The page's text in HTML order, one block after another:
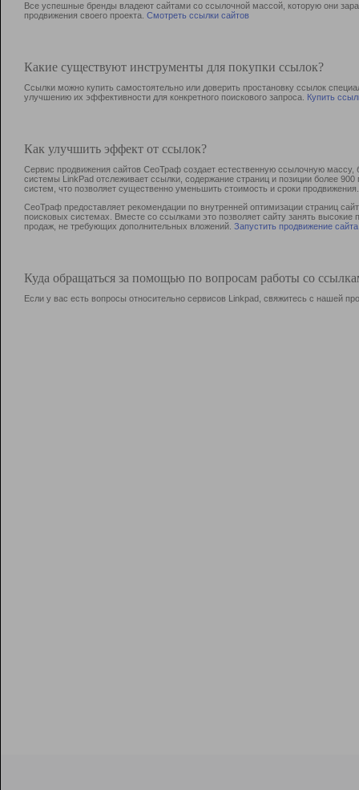
Все успешные бренды владеют сайтами со ссылочной массой, которую они
продвижения своего проекта. Смотреть ссылки сайтов
Какие существуют инструменты для покупки ссылок?
Ссылки можно купить самостоятельно или доверить простановку ссылок
улучшению их эффективности для конкретного поискового запроса. Купить
Как улучшить эффект от ссылок?
Сервис продвижения сайтов СеоТраф создает естественную ссылочную
системы LinkPad отслеживает ссылки, содержание страниц и позиции более
систем, что позволяет существенно уменьшить стоимость и сроки продвижения.
СеоТраф предоставляет рекомендации по внутренней оптимизации страниц
поисковых системах. Вместе со ссылками это позволяет сайту занять
продаж, не требующих дополнительных вложений. Запустить продвижение сайта
Куда обращаться за помощью по вопросам работы со
Если у вас есть вопросы относительно сервисов Linkpad, свяжитесь с нашей